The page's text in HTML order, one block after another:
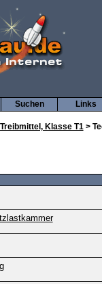
Links
Suchen
Klasse T1>